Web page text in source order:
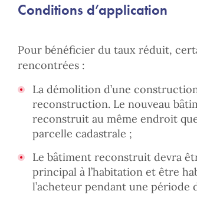
Conditions d’application
Pour bénéficier du taux réduit,
rencontrées :
La démolition d’une
reconstruction. Le nouveau
reconstruit au même endroit
parcelle cadastrale ;
Le bâtiment reconstruit devra
principal à l’habitation et être
l’acheteur pendant une période